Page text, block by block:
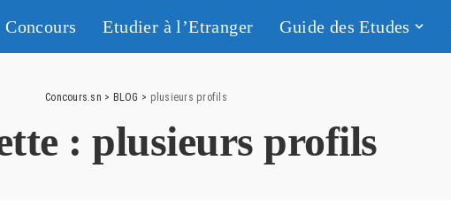
Concours Etudier à l’Etranger Guide des Etudes
Concours.sn > BLOG > plusieurs profils
:plusieurs profils